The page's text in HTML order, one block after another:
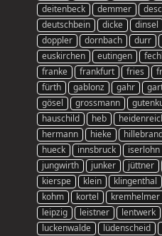
deitenbeck
demmer
deutschbein
dicke dinsel
doppler
dornbach durr
euskirchen
eutingen
franke
frankfurt fries
fürth
gablonz gahr
gösel
grossmann
hauschild
heb
hermann
hieke
hueck
innsbruck iserlohn
jungwirth
junker jüttner
kierspe
klein klingenthal
kohm
kortel kremhelmer
leipzig
leistner lentwerk
luckenwalde
lüdenscheid